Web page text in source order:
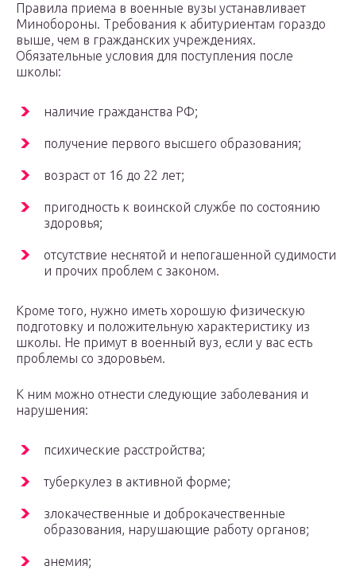
Правила приема в военные вузы устанавливает
Минобороны. Требования к абитуриентам гораздо
выше, чем в гражданских учреждениях.
Обязательные условия для поступления после
школы:
наличие гражданства РФ;
получение первого высшего образования;
возраст от 16 до 22 лет;
пригодность к воинской службе по состоянию
здоровья;
отсутствие неснятой и непогашенной судимости
и прочих проблем с законом.
Кроме того, нужно иметь хорошую физическую
подготовку и положительную характеристику из
школы. Не примут в военный вуз, если у вас есть
проблемы со здоровьем.
К ним можно отнести следующие заболевания и
нарушения:
психические расстройства;
туберкулез в активной форме;
злокачественные и доброкачественные
образования, нарушающие работу органов;
анемия;